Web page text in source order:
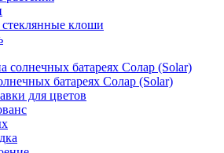
клоши
солнечных батареях Солар (Solar)
батареях Солар (Solar)
для цветов